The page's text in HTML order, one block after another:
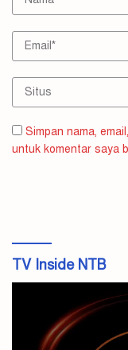
Simpan nama,
untuk komentar saya
TV Inside NTB